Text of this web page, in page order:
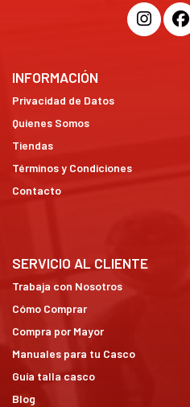
INFORMACIÓN
Privacidad de Datos
Quienes Somos
Tiendas
Términos y Condiciones
Contacto
SERVICIO AL CLIENTE
Trabaja con Nosotros
Cómo Comprar
Compra por Mayor
Manuales para tu Casco
Guía talla casco
Blog